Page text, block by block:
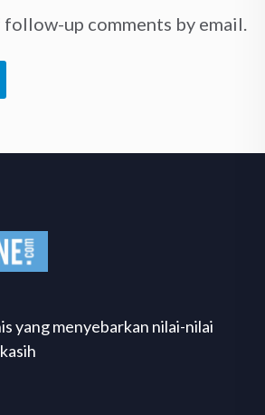
up comments by email.
yang menyebarkan nilai-nilai